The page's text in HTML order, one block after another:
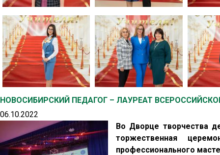
НОВОСИБИРСКИЙ ПЕДАГОГ – ЛАУРЕАТ
06.10.2022
Во Дворце творчества
торжественная
профессионального